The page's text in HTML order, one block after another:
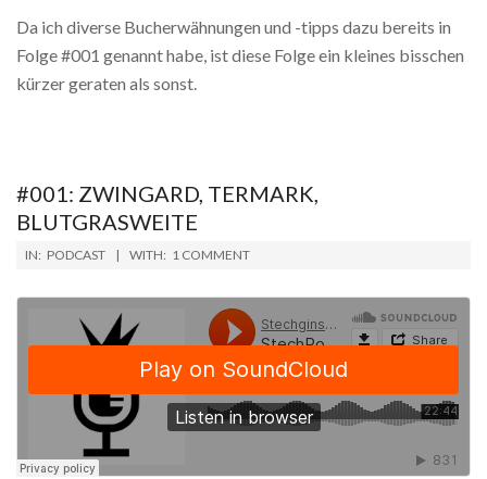
Da ich diverse Bucherwähnungen und -tipps dazu bereits in
Folge #001 genannt habe, ist diese Folge ein kleines bisschen
kürzer geraten als sonst.
#001: ZWINGARD, TERMARK,
BLUTGRASWEITE
2018-
10
IN: PODCAST WITH: 1 COMMENT